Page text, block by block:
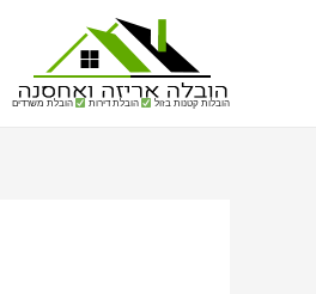
הובלות קטנות בזול הובלת דירות הובלת משרדים